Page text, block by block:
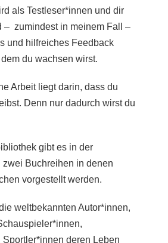
als Testleser*innen und dir
– zumindest in meinem Fall –
und hilfreiches Feedback
du wachsen wirst.
Arbeit liegt darin, dass du
Denn nur dadurch wirst du
gibt es in der
zwei Buchreihen in denen
vorgestellt werden.
weltbekannten Autor*innen,
Sportler*innen deren Leben